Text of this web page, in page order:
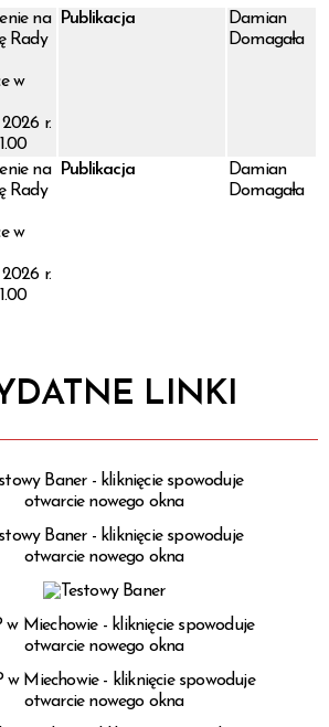
na
Rady
w
r.
Publikacja
Damian
Domagała
na
Rady
w
r.
Publikacja
Damian
Domagała
LINKI